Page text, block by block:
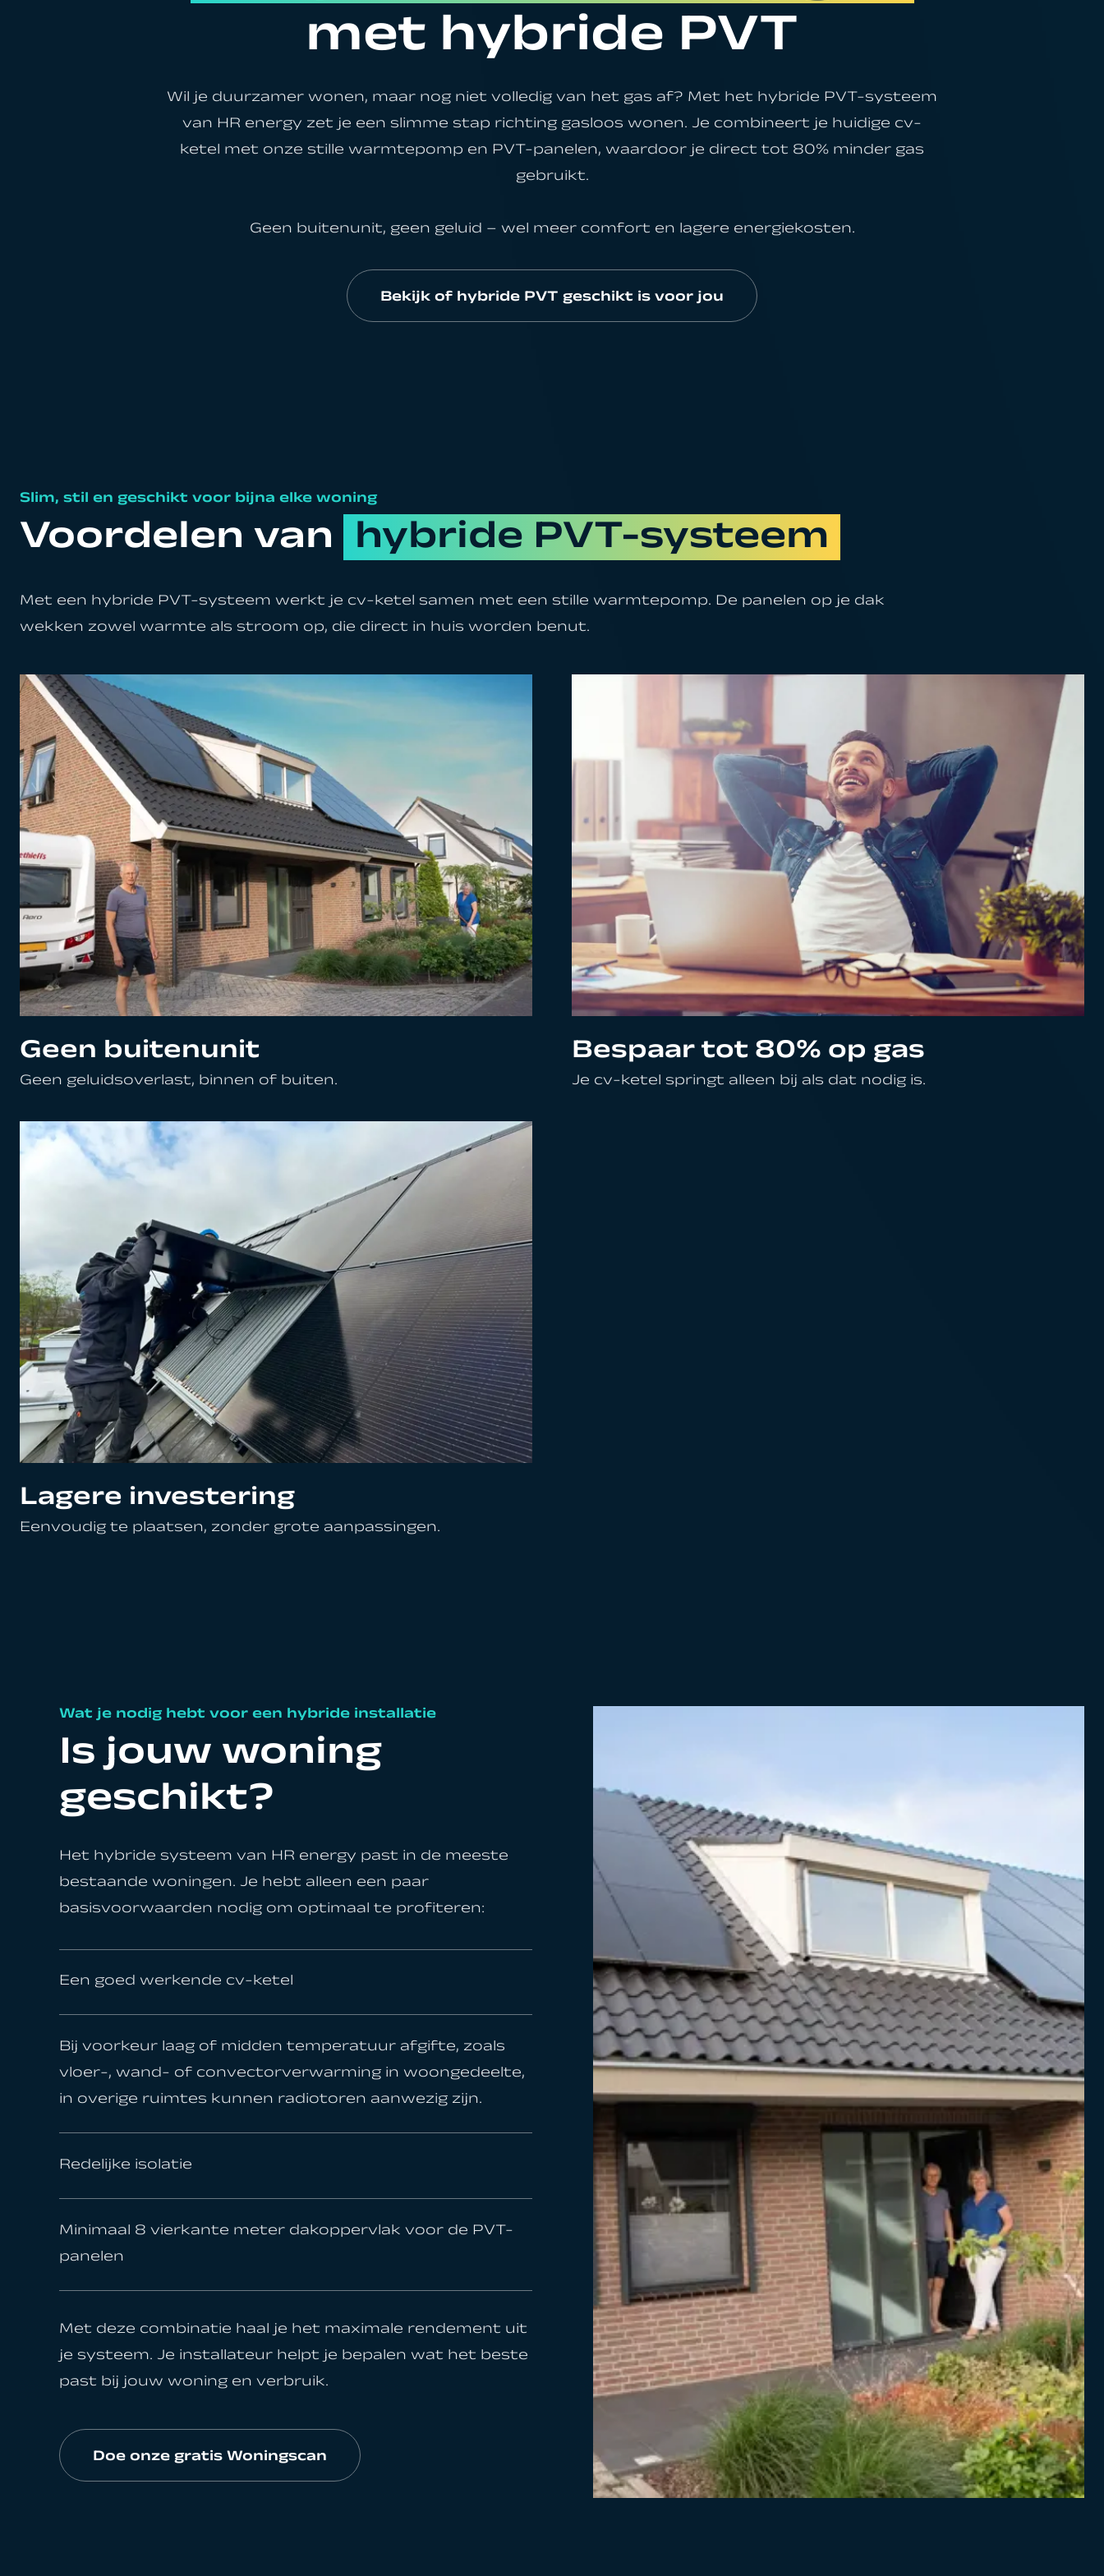
Alles over support
met hybride PVT
Wil je duurzamer wonen, maar nog niet volledig van het gas af? Met het hybride PVT-systeem
van HR energy zet je een slimme stap richting gasloos wonen. Je combineert je huidige cv-
ketel met onze stille warmtepomp en PVT-panelen, waardoor je direct tot 80% minder gas
gebruikt.
Geen buitenunit, geen geluid – wel meer comfort en lagere energiekosten.
Bekijk of hybride PVT geschikt is voor jou
Slim, stil en geschikt voor bijna elke woning
Voordelen van hybride PVT-systeem
Met een hybride PVT-systeem werkt je cv-ketel samen met een stille warmtepomp. De panelen op je dak
wekken zowel warmte als stroom op, die direct in huis worden benut.
Geen buitenunit
Geen geluidsoverlast, binnen of buiten.
Bespaar tot 80% op gas
Je cv-ketel springt alleen bij als dat nodig is.
Lagere investering
Eenvoudig te plaatsen, zonder grote aanpassingen.
Wat je nodig hebt voor een hybride installatie
Is jouw woning
geschikt?
Het hybride systeem van HR energy past in de meeste
bestaande woningen. Je hebt alleen een paar
basisvoorwaarden nodig om optimaal te profiteren:
Een goed werkende cv-ketel
Bij voorkeur laag of midden temperatuur afgifte, zoals
vloer-, wand- of convectorverwarming in woongedeelte,
in overige ruimtes kunnen radiotoren aanwezig zijn.
Redelijke isolatie
Minimaal 8 vierkante meter dakoppervlak voor de PVT-
panelen
Met deze combinatie haal je het maximale rendement uit
je systeem. Je installateur helpt je bepalen wat het beste
past bij jouw woning en verbruik.
Doe onze gratis Woningscan